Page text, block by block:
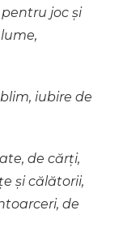
joc și
iubire de
de cărți,
și călătorii,
de